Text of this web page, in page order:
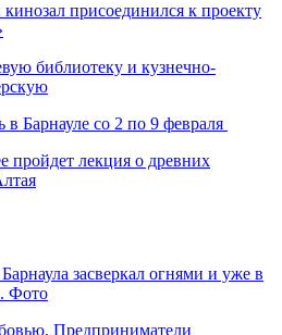
присоединился к проекту
библиотеку и кузнечно-
Барнауле со 2 по 9 февраля
пройдет лекция о древних
засверкал огнями и уже в
Фото
Предприниматели